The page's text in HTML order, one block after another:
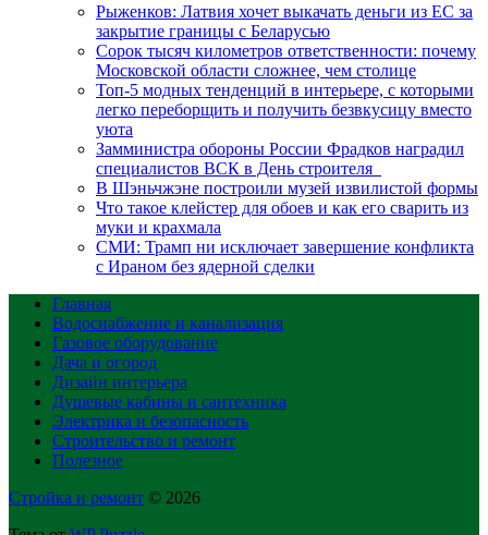
Рыженков: Латвия хочет выкачать деньги из ЕС за
закрытие границы с Беларусью
Сорок тысяч километров ответственности: почему
Московской области сложнее, чем столице
Топ-5 модных тенденций в интерьере, с которыми
легко переборщить и получить безвкусицу вместо
уюта
Замминистра обороны России Фрадков наградил
специалистов ВСК в День строителя
В Шэньчжэне построили музей извилистой формы
Что такое клейстер для обоев и как его сварить из
муки и крахмала
СМИ: Трамп ни исключает завершение конфликта
с Ираном без ядерной сделки
Главная
Водоснабжение и канализация
Газовое оборудование
Дача и огород
Дизайн интерьера
Душевые кабины и сантехника
Электрика и безопасность
Строительство и ремонт
Полезное
Стройка и ремонт © 2026